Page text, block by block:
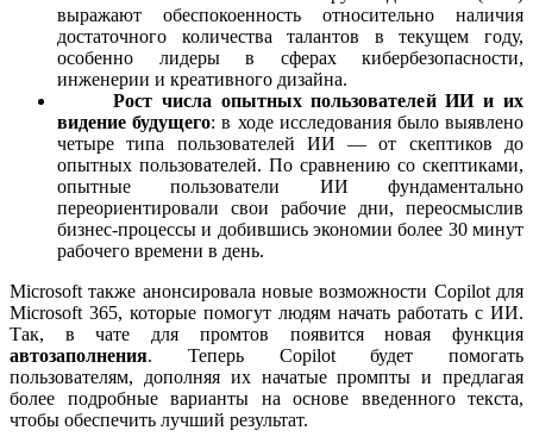
выражают обеспокоенность относительно наличия
достаточного количества талантов в текущем году,
особенно лидеры в сферах кибербезопасности,
инженерии и креативного дизайна.
Рост числа опытных пользователей ИИ и их
видение будущего: в ходе исследования было выявлено
четыре типа пользователей ИИ — от скептиков до
опытных пользователей. По сравнению со скептиками,
опытные пользователи ИИ фундаментально
переориентировали свои рабочие дни, переосмыслив
бизнес-процессы и добившись экономии более 30 минут
рабочего времени в день.
Microsoft также анонсировала новые возможности Copilot для
Microsoft 365, которые помогут людям начать работать с ИИ.
Так, в чате для промтов появится новая функция
автозаполнения. Теперь Copilot будет помогать
пользователям, дополняя их начатые промпты и предлагая
более подробные варианты на основе введенного текста,
чтобы обеспечить лучший результат.